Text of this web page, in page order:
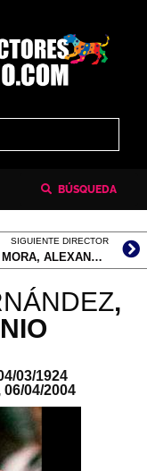
BÚSQUEDA
SIGUIENTE DIRECTOR
DE LA MORA, ALEXANDRA
,
03/1924
06/04/2004